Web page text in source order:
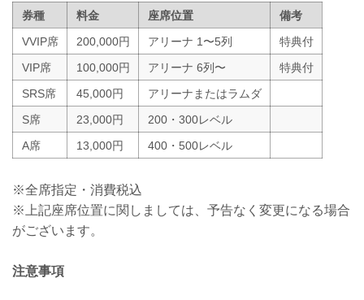
券種 料金 座席位置
備考
VVIP席
200,000円 アリーナ 1〜5列
特典付
VIP席
100,000円 アリーナ 6列〜
特典付
SRS席
45,000円
アリーナまたはラムダ
S席
23,000円
200・300レベル
A席
13,000円 400・500レベル
※全席指定・消費税込
※上記座席位置に関しましては、予告なく変更になる場合
がございます。
注意事項